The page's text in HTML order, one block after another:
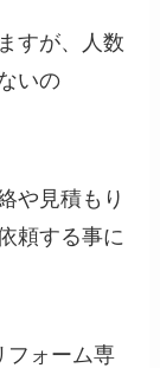
すが、人数
いの
や見積もり
頼する事に
フォーム専